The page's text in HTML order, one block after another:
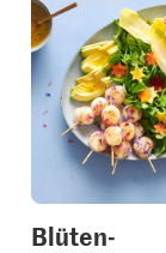
Blüten-